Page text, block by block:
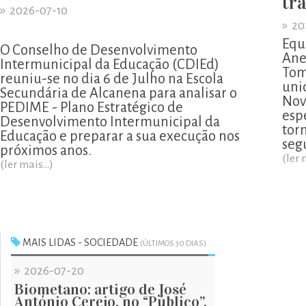
» 2026-07-10
O Conselho de Desenvolvimento
Intermunicipal da Educação (CDIEd)
reuniu-se no dia 6 de Julho na Escola
Secundária de Alcanena para analisar o
PEDIME - Plano Estratégico de
Desenvolvimento Intermunicipal da
Educação e preparar a sua execução nos
próximos anos.
(ler mais...)
»
(ler
MAIS LIDAS - SOCIEDADE (ÚLTIMOS 30 DIAS)
» 2026-07-20
Biometano: artigo de José
António Cerejo, no “Público”,